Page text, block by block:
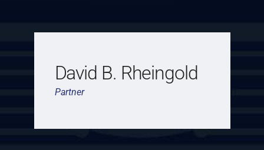
David B. Rheingold
Partner